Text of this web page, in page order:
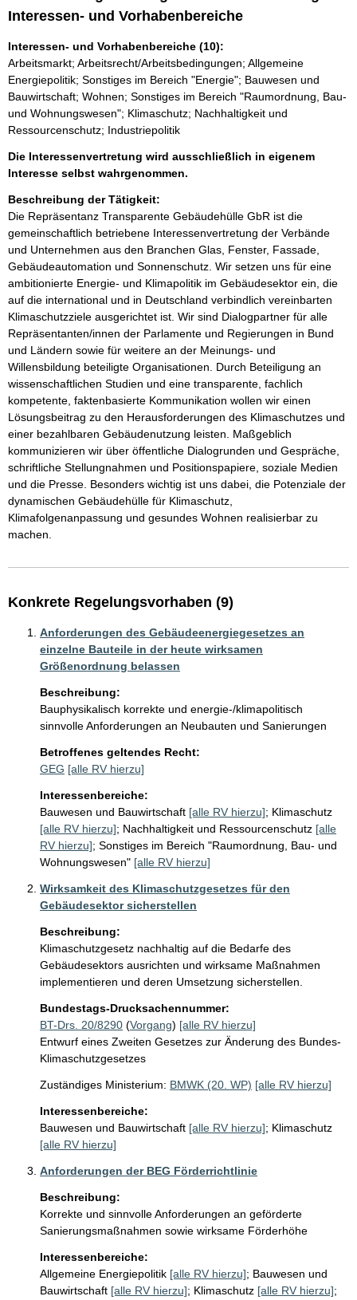
Interessen- und Vorhabenbereiche
Interessen- und Vorhabenbereiche (10):
Arbeitsmarkt; Arbeitsrecht/Arbeitsbedingungen; Allgemeine
Energiepolitik; Sonstiges im Bereich "Energie"; Bauwesen und
Bauwirtschaft; Wohnen; Sonstiges im Bereich "Raumordnung, Bau-
und Wohnungswesen"; Klimaschutz; Nachhaltigkeit und
Ressourcenschutz; Industriepolitik
Die Interessenvertretung wird ausschließlich in eigenem
Interesse selbst wahrgenommen.
Beschreibung der Tätigkeit:
Die Repräsentanz Transparente Gebäudehülle GbR ist die
gemeinschaftlich betriebene Interessenvertretung der Verbände
und Unternehmen aus den Branchen Glas, Fenster, Fassade,
Gebäudeautomation und Sonnenschutz. Wir setzen uns für eine
ambitionierte Energie- und Klimapolitik im Gebäudesektor ein, die
auf die international und in Deutschland verbindlich vereinbarten
Klimaschutzziele ausgerichtet ist. Wir sind Dialogpartner für alle
Repräsentanten/innen der Parlamente und Regierungen in Bund
und Ländern sowie für weitere an der Meinungs- und
Willensbildung beteiligte Organisationen. Durch Beteiligung an
wissenschaftlichen Studien und eine transparente, fachlich
kompetente, faktenbasierte Kommunikation wollen wir einen
Lösungsbeitrag zu den Herausforderungen des Klimaschutzes und
einer bezahlbaren Gebäudenutzung leisten. Maßgeblich
kommunizieren wir über öffentliche Dialogrunden und Gespräche,
schriftliche Stellungnahmen und Positionspapiere, soziale Medien
und die Presse. Besonders wichtig ist uns dabei, die Potenziale der
dynamischen Gebäudehülle für Klimaschutz,
Klimafolgenanpassung und gesundes Wohnen realisierbar zu
machen.
Konkrete Regelungsvorhaben (9)
Anforderungen des Gebäudeenergiegesetzes an
einzelne Bauteile in der heute wirksamen
Größenordnung belassen
Beschreibung:
Bauphysikalisch korrekte und energie-/klimapolitisch
sinnvolle Anforderungen an Neubauten und Sanierungen
Betroffenes geltendes Recht:
GEG [alle RV hierzu]
Interessenbereiche:
Bauwesen und Bauwirtschaft [alle RV hierzu]; Klimaschutz
[alle RV hierzu]; Nachhaltigkeit und Ressourcenschutz [alle
RV hierzu]; Sonstiges im Bereich "Raumordnung, Bau- und
Wohnungswesen" [alle RV hierzu]
Wirksamkeit des Klimaschutzgesetzes für den
Gebäudesektor sicherstellen
Beschreibung:
Klimaschutzgesetz nachhaltig auf die Bedarfe des
Gebäudesektors ausrichten und wirksame Maßnahmen
implementieren und deren Umsetzung sicherstellen.
Bundestags-Drucksachennummer:
BT-Drs. 20/8290 (Vorgang) [alle RV hierzu]
Entwurf eines Zweiten Gesetzes zur Änderung des Bundes-
Klimaschutzgesetzes
Zuständiges Ministerium: BMWK (20. WP) [alle RV hierzu]
Interessenbereiche:
Bauwesen und Bauwirtschaft [alle RV hierzu]; Klimaschutz
[alle RV hierzu]
Anforderungen der BEG Förderrichtlinie
Beschreibung:
Korrekte und sinnvolle Anforderungen an geförderte
Sanierungsmaßnahmen sowie wirksame Förderhöhe
Interessenbereiche:
Allgemeine Energiepolitik [alle RV hierzu]; Bauwesen und
Bauwirtschaft [alle RV hierzu]; Klimaschutz [alle RV hierzu];